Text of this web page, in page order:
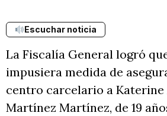
Escuchar noticia
La Fiscalía General logró
impusiera medida de
centro carcelario a Katerine
Martínez Martínez, de 19